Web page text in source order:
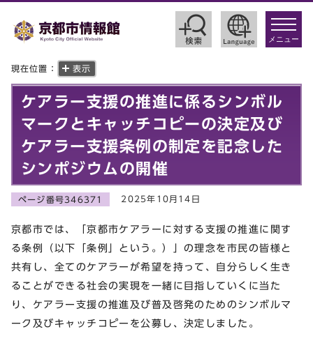
toggle
メニュー
現在位置： 表示
ケアラー支援の推進に係るシンボル
マークとキャッチコピーの決定及び
ケアラー支援条例の制定を記念した
シンポジウムの開催
ページ番号346371 2025年10月14日
京都市では、「京都市ケアラーに対する支援の推進に関す
る条例（以下「条例」という。）」の理念を市民の皆様と
共有し、全てのケアラーが希望を持って、自分らしく生き
ることができる社会の実現を一緒に目指していくに当た
り、ケアラー支援の推進及び普及啓発のためのシンボルマ
ーク及びキャッチコピーを公募し、決定しました。